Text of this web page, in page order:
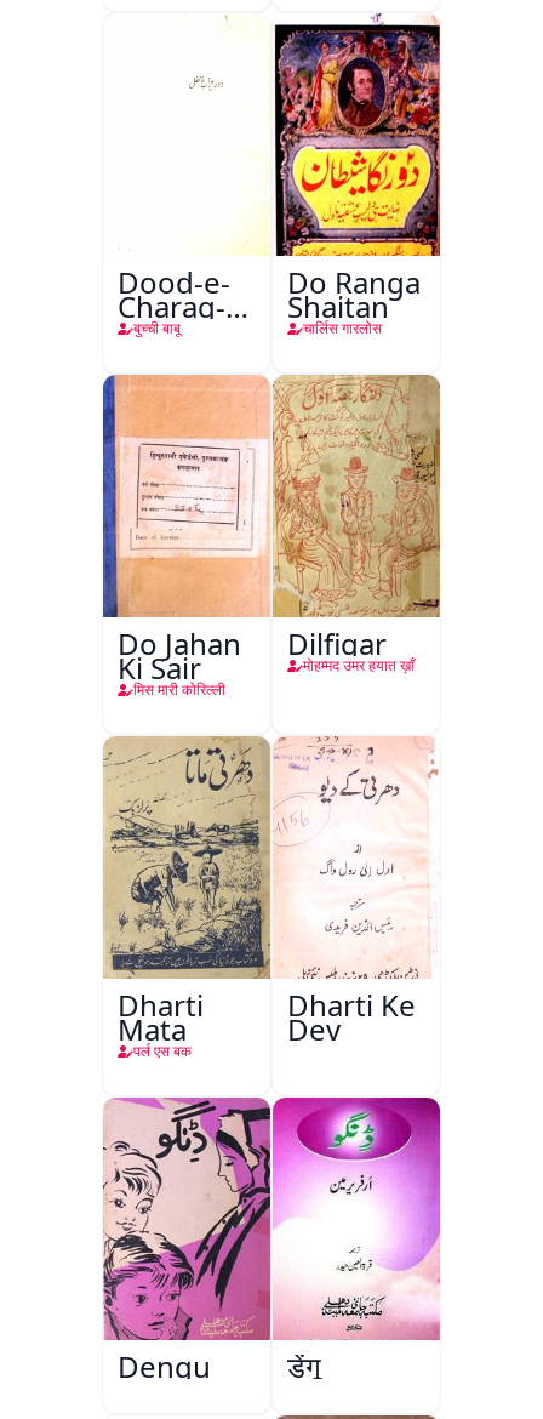
Dood-e-
Charag-e-
Mahfil
बुच्ची बाबू
Do Ranga
Shaitan
चार्लिस गारलोस
Do Jahan
Ki Sair
मिस मारी कोरिल्ली
Dilfigar
मोहम्मद उमर हयात ख़ाँ
Dharti
Mata
पर्ल एस बक
Dharti Ke
Dev
Dengu डेंगू